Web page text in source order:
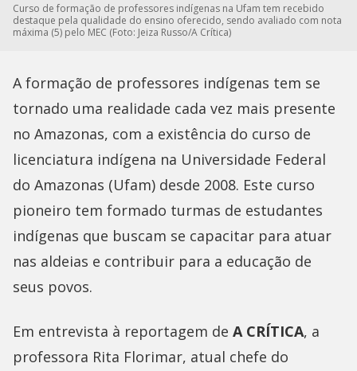
Curso de formação de professores indígenas na Ufam tem recebido
destaque pela qualidade do ensino oferecido, sendo avaliado com nota
máxima (5) pelo MEC (Foto: Jeiza Russo/A Crítica)
A formação de professores indígenas tem se
tornado uma realidade cada vez mais presente
no Amazonas, com a existência do curso de
licenciatura indígena na Universidade Federal
do Amazonas (Ufam) desde 2008. Este curso
pioneiro tem formado turmas de estudantes
indígenas que buscam se capacitar para atuar
nas aldeias e contribuir para a educação de
seus povos.
Em entrevista à reportagem de A CRÍTICA, a
professora Rita Florimar, atual chefe do